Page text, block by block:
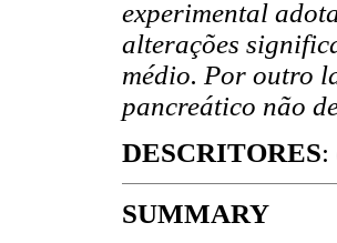
experimental
alterações
médio. Por outro
pancreático não
DESCRITORES:
SUMMARY